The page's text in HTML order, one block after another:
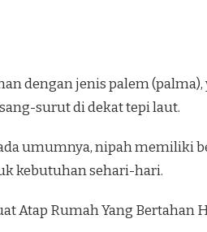
dengan jenis palem
surut di dekat tepi laut.
umumnya, nipah memiliki
kebutuhan sehari-hari.
Atap Rumah Yang Bertahan